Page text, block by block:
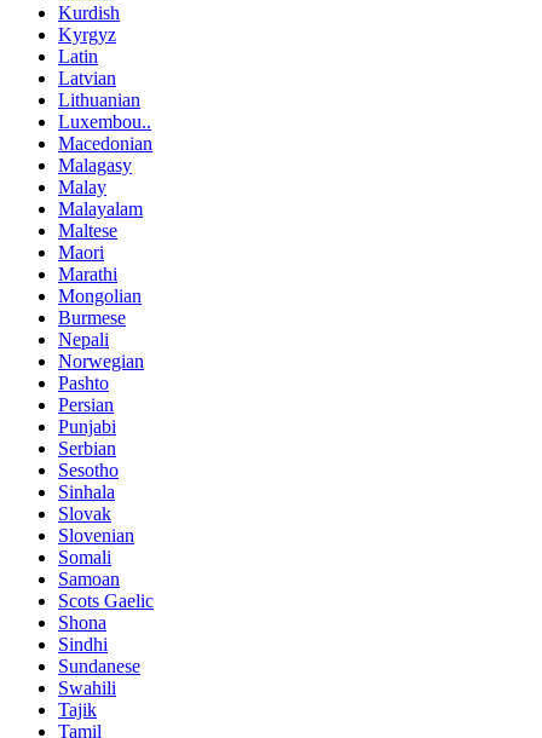
Kurdish
Kyrgyz
Latin
Latvian
Lithuanian
Luxembou..
Macedonian
Malagasy
Malay
Malayalam
Maltese
Maori
Marathi
Mongolian
Burmese
Nepali
Norwegian
Pashto
Persian
Punjabi
Serbian
Sesotho
Sinhala
Slovak
Slovenian
Somali
Samoan
Scots Gaelic
Shona
Sindhi
Sundanese
Swahili
Tajik
Tamil